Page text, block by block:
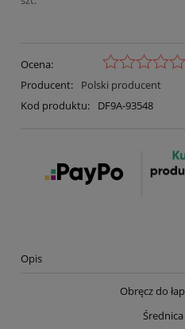
Ocena:
Producent:
Polski producent
Kod produktu:
DF9A-93548
Opis
Obręcz do